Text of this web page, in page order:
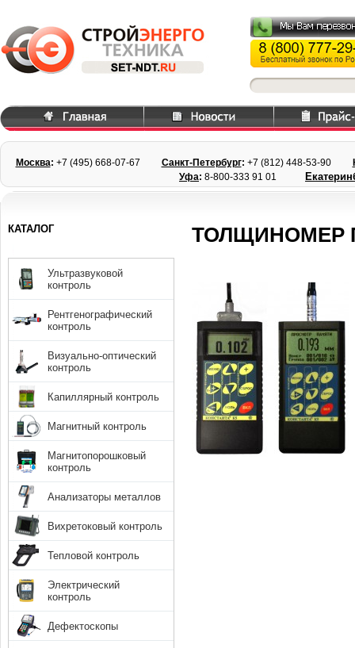
Москва: +7 (495) 668-07-67 Санкт-Петербург: +7 (812) 448-53-90
Уфа: 8-800-333 91 01
ТОЛЩИНОМЕР
КАТАЛОГ
Ультразвуковой
контроль
Рентгенографический
контроль
Визуально-оптический
контроль
Капиллярный контроль
Магнитный контроль
Магнитопорошковый
контроль
Анализаторы металлов
Вихретоковый контроль
Тепловой контроль
Электрический
контроль
Дефектоскопы